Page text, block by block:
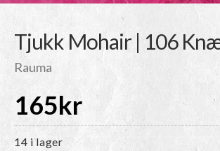
Tjukk Mohair | 106
Rauma
165kr
14 i lager